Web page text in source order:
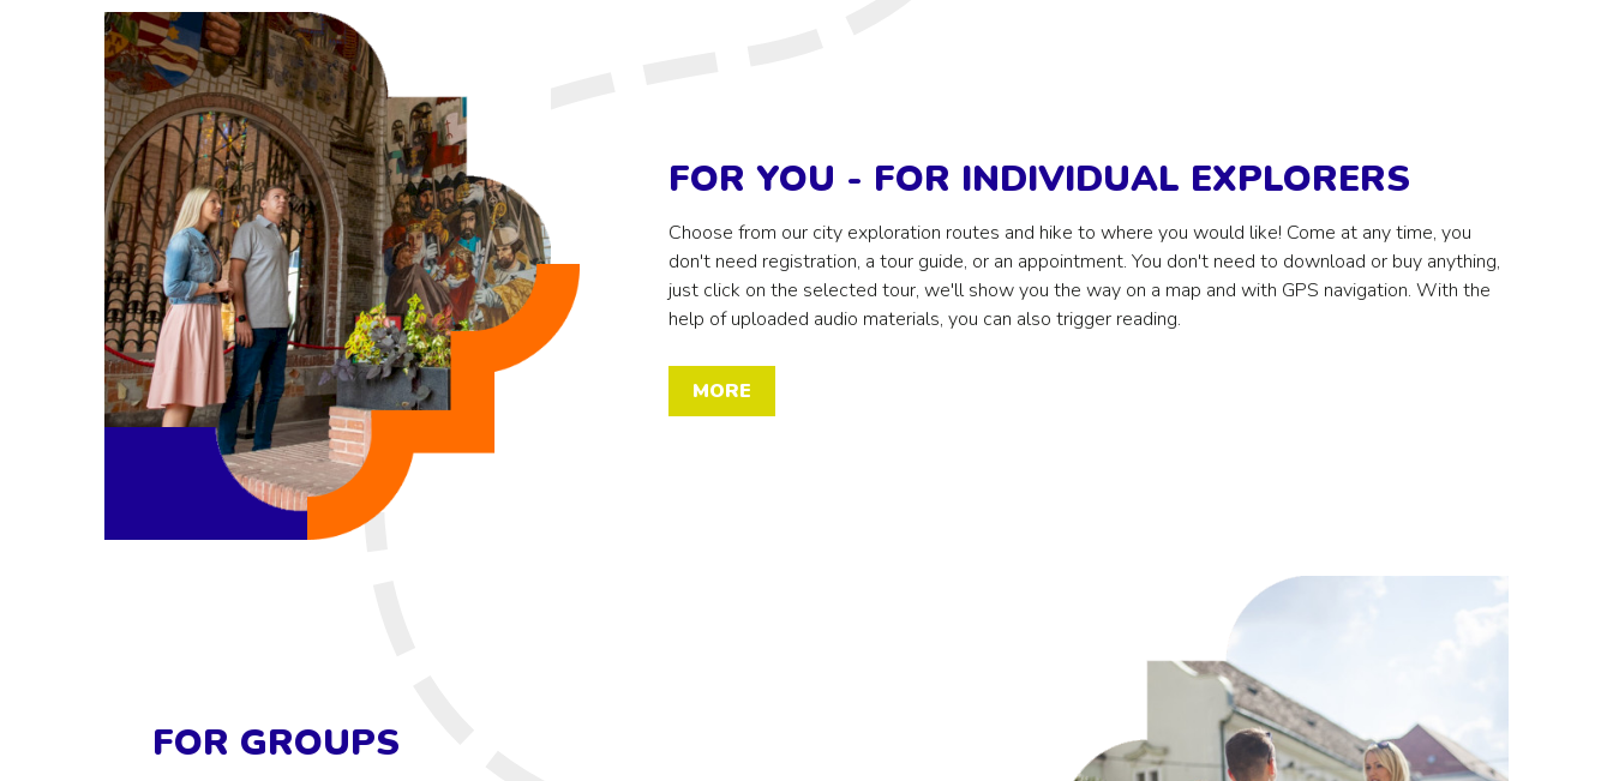
FOR YOU - FOR INDIVIDUAL EXPLORERS
Choose from our city exploration routes and hike to where you would like! Come at any time, you
don't need registration, a tour guide, or an appointment. You don't need to download or buy anything,
just click on the selected tour, we'll show you the way on a map and with GPS navigation. With the
help of uploaded audio materials, you can also trigger reading.
MORE
FOR GROUPS